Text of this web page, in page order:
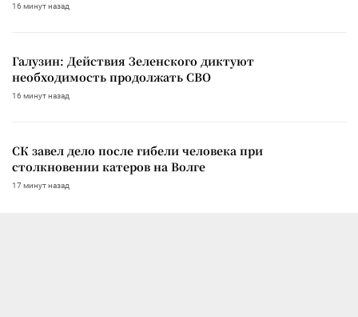
16 минут назад
Галузин: Действия Зеленского диктуют
необходимость продолжать СВО
16 минут назад
СК завел дело после гибели человека при
столкновении катеров на Волге
17 минут назад